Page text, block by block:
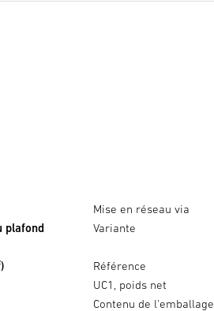
plafond
Mise en réseau via
Variante
Référence
UC1, poids net
Contenu de l'emballage